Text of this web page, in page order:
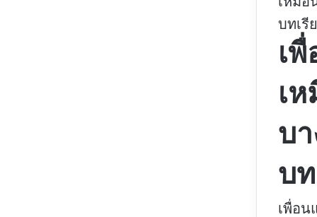
บทเรี
เ
เ
บ
บ
เพื่อน